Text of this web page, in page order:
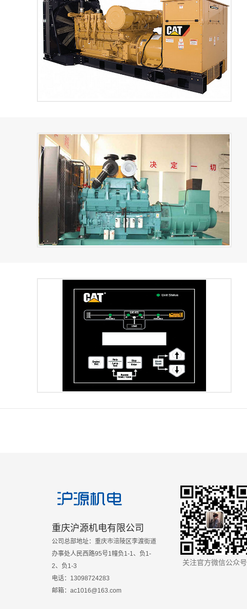
重庆沪源机电有限公司
公司总部地址：重庆市涪陵区李渡街道
办事处人民西路95号1幢负1-1、负1-
2、负1-3
电话：13098724283
邮箱：ac1016@163.com
关注官方微信公众号